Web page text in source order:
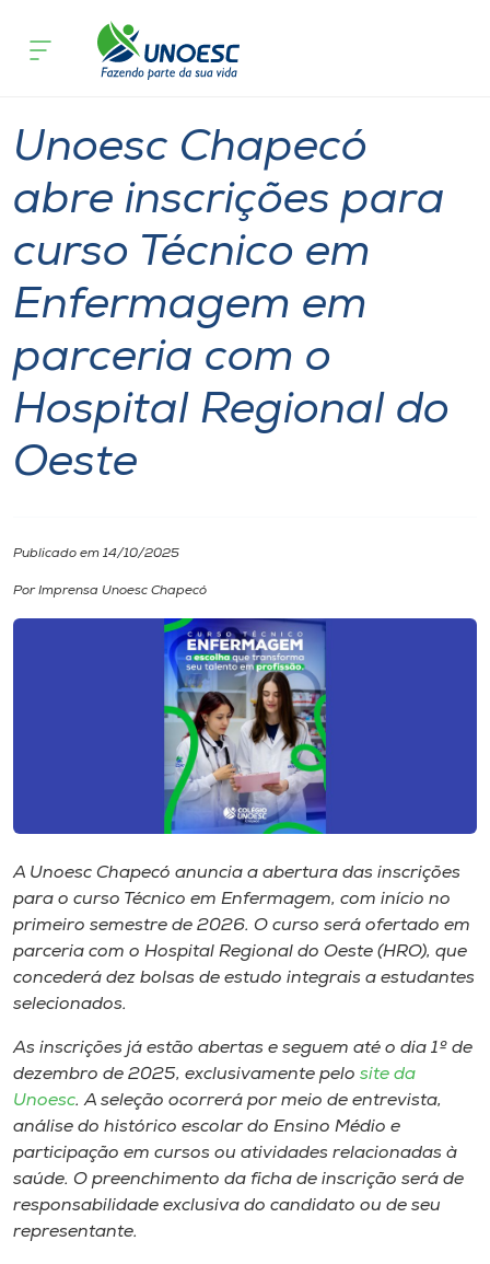
Cursos
Pesquisa
Atendimento ao Estudante
Portal de Ensino
A
Unoesc
Internacionalização
Diplomados
Editora
Rádio
Museu
Unoesc
Store
Selecione
o idioma
acontece
Unoesc Chapecó
abre inscrições para
curso Técnico em
Enfermagem em
parceria com o
Hospital Regional do
Oeste
Publicado em 14/10/2025
Por Imprensa Unoesc Chapecó
A Unoesc Chapecó anuncia a abertura das inscrições
para o curso Técnico em Enfermagem, com início no
primeiro semestre de 2026. O curso será ofertado em
parceria com o Hospital Regional do Oeste (HRO), que
concederá dez bolsas de estudo integrais a estudantes
selecionados.
As inscrições já estão abertas e seguem até o dia 1º de
dezembro de 2025, exclusivamente pelo site da
Unoesc. A seleção ocorrerá por meio de entrevista,
análise do histórico escolar do Ensino Médio e
participação em cursos ou atividades relacionadas à
saúde. O preenchimento da ficha de inscrição será de
responsabilidade exclusiva do candidato ou de seu
representante.